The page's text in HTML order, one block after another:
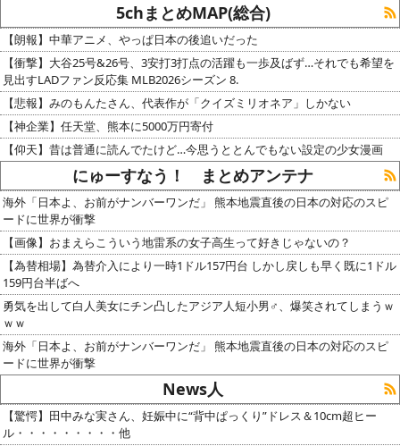
5chまとめMAP(総合)
【朗報】中華アニメ、やっぱ日本の後追いだった
【衝撃】大谷25号&26号、3安打3打点の活躍も一歩及ばず…それでも希望を
見出すLADファン反応集 MLB2026シーズン 8.
【悲報】みのもんたさん、代表作が「クイズミリオネア」しかない
【神企業】任天堂、熊本に5000万円寄付
【仰天】昔は普通に読んでたけど…今思うととんでもない設定の少女漫画
にゅーすなう！ まとめアンテナ
海外「日本よ、お前がナンバーワンだ」 熊本地震直後の日本の対応のスピ
ードに世界が衝撃
【画像】おまえらこういう地雷系の女子高生って好きじゃないの？
【為替相場】為替介入により一時1ドル157円台 しかし戻しも早く既に1ドル
159円台半ばへ
勇気を出して白人美女にチン凸したアジア人短小男♂、爆笑されてしまうｗ
ｗｗ
海外「日本よ、お前がナンバーワンだ」 熊本地震直後の日本の対応のスピ
ードに世界が衝撃
News人
【驚愕】田中みな実さん、妊娠中に“背中ぱっくり”ドレス＆10cm超ヒー
ル・・・・・・・・・他